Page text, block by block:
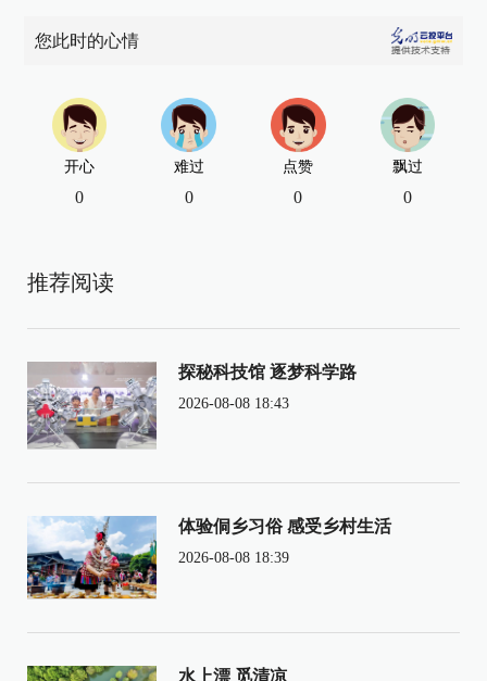
您此时的心情
开心
0
难过
0
点赞
0
飘过
0
推荐阅读
探秘科技馆 逐梦科学路
2026-08-08 18:43
体验侗乡习俗 感受乡村生活
2026-08-08 18:39
水上漂 觅清凉